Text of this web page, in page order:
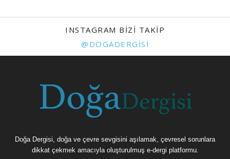
INSTAGRAM BIZI TAKIP
@DOGADERGISI
Doğa Dergisi, doğa ve çevre sevgisini aşılamak, çevresel sorunlara
dikkat çekmek amacıyla oluşturulmuş e-dergi platformu.